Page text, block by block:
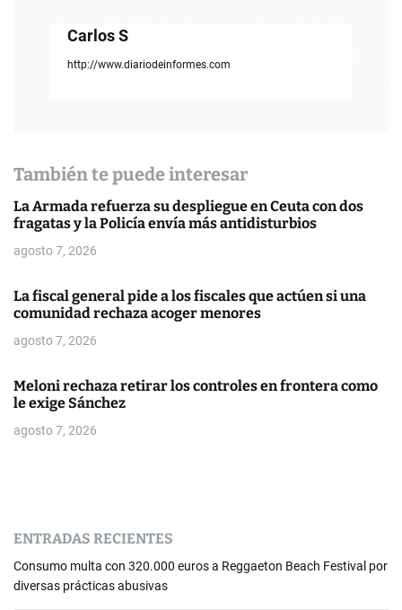
e
e
n
t
r
a
d
Carlos S
http://www.diariodeinformes.com
También te puede interesar
La Armada refuerza su despliegue en Ceuta con dos
fragatas y la Policía envía más antidisturbios
agosto 7, 2026
La fiscal general pide a los fiscales que actúen si una
comunidad rechaza acoger menores
agosto 7, 2026
Meloni rechaza retirar los controles en frontera como
le exige Sánchez
agosto 7, 2026
ENTRADAS RECIENTES
Consumo multa con 320.000 euros a Reggaeton Beach Festival por
diversas prácticas abusivas